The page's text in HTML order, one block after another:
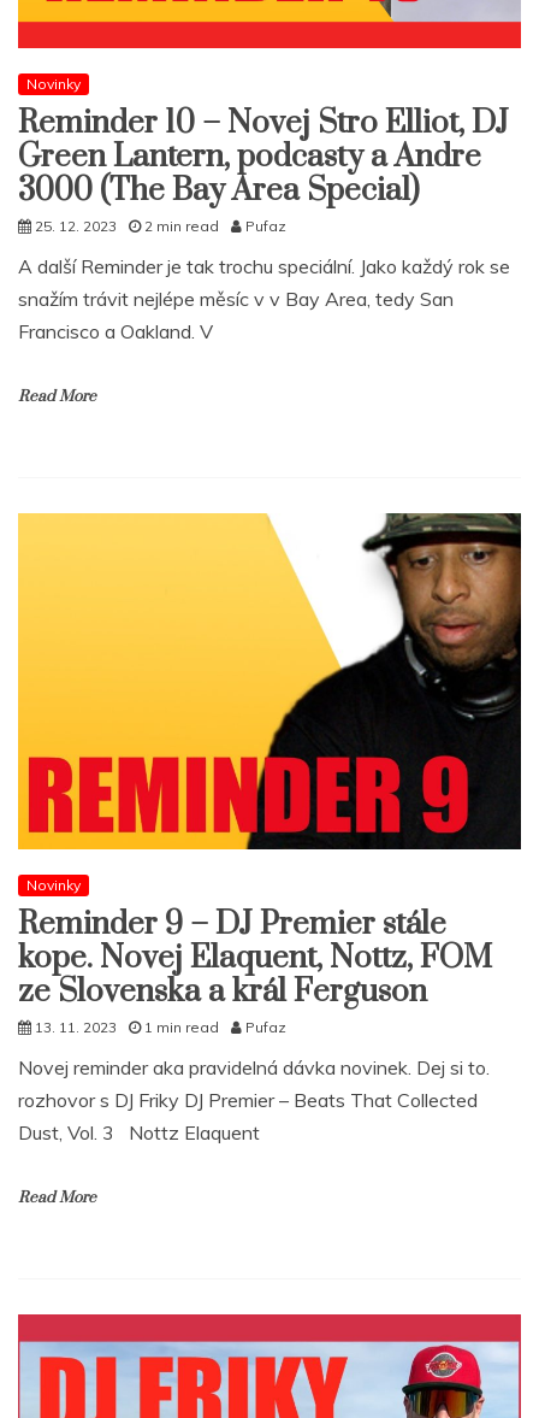
Novinky
Reminder 10 – Novej Stro Elliot, DJ
Green Lantern, podcasty a Andre
3000 (The Bay Area Special)
25. 12. 2023 2 min read Pufaz
A další Reminder je tak trochu speciální. Jako každý rok se
snažím trávit nejlépe měsíc v v Bay Area, tedy San
Francisco a Oakland. V
Read More
Novinky
Reminder 9 – DJ Premier stále
kope. Novej Elaquent, Nottz, FOM
ze Slovenska a král Ferguson
13. 11. 2023 1 min read Pufaz
Novej reminder aka pravidelná dávka novinek. Dej si to.
rozhovor s DJ Friky DJ Premier – Beats That Collected
Dust, Vol. 3 Nottz Elaquent
Read More